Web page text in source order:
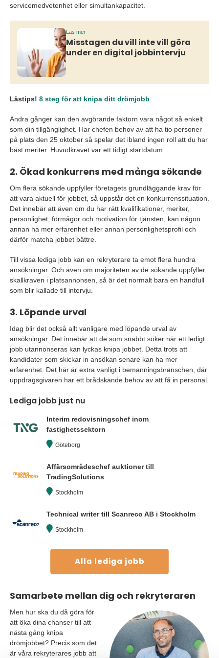
servicemedvetenhet eller simultankapacitet.
Läs mer
Misstagen du vill inte vill göra
under en digital jobbintervju
Lästips! 8 steg för att knipa ditt drömjobb
Andra gånger kan den avgörande faktorn vara något så enkelt
som din tillgänglighet. Har chefen behov av att ha tio personer
på plats den 25 oktober så spelar det ibland ingen roll att du har
bäst meriter. Huvudkravet var ett tidigt startdatum.
2. Ökad konkurrens med många sökande
Om flera sökande uppfyller företagets grundläggande krav för
att vara aktuell för jobbet, så uppstår det en konkurrenssituation.
Det innebär att även om du har rätt kvalifikationer, meriter,
personlighet, förmågor och motivation för tjänsten, kan någon
annan ha mer erfarenhet eller annan personlighetsprofil och
därför matcha jobbet bättre.
Till vissa lediga jobb kan en rekryterare ta emot flera hundra
ansökningar. Och även om majoriteten av de sökande uppfyller
skallkraven i platsannonsen, så är det normalt bara en handfull
som blir kallade till intervju.
3. Löpande urval
Idag blir det också allt vanligare med löpande urval av
ansökningar. Det innebär att de som snabbt söker när ett ledigt
jobb utannonseras kan lyckas knipa jobbet. Detta trots att
kandidater som skickar in ansökan senare kan ha mer
erfarenhet. Det här är extra vanligt i bemanningsbranschen, där
uppdragsgivaren har ett brådskande behov av att få in personal.
Lediga jobb just nu
Interim redovisningschef inom
fastighetssektorn
Göteborg
Affärsområdeschef auktioner till
TradingSolutions
Stockholm
Technical writer till Scanreco AB i Stockholm
Stockholm
Alla lediga jobb
Samarbete mellan dig och rekryteraren
Men hur ska du då göra för
att öka dina chanser till att
nästa gång knipa
drömjobbet? Precis som det
är våra rekryterares jobb att